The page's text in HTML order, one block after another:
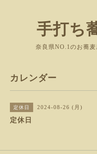
手打ち
奈良県NO.1のお蕎麦
カレンダー
定休日 2024-08-26 (月)
定休日